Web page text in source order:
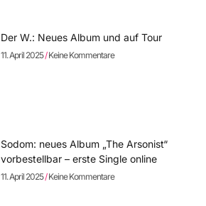
Der W.: Neues Album und auf Tour
11. April 2025 Keine Kommentare
Sodom: neues Album „The Arsonist“
vorbestellbar – erste Single online
11. April 2025 Keine Kommentare